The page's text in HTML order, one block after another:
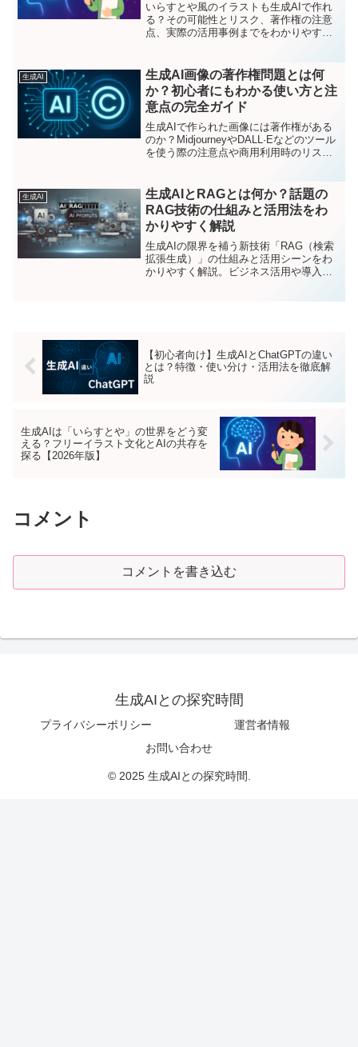
いらすとや風のイラストも生成AIで作れ
る？その可能性とリスク、著作権の注意
点、実際の活用事例までをわかりやすく
生成AI
生成AI画像の著作権問題とは何
か？初心者にもわかる使い方と注
意点の完全ガイド
生成AIで作られた画像には著作権がある
のか？MidjourneyやDALL·Eなどのツール
を使う際の注意点や商用利用時のリスク
生成AI
生成AIとRAGとは何か？話題の
RAG技術の仕組みと活用法をわ
かりやすく解説
生成AIの限界を補う新技術「RAG（検索
拡張生成）」の仕組みと活用シーンをわ
かりやすく解説。ビジネス活用や導入メ
【初心者向け】生成AIとChatGPTの違い
とは？特徴・使い分け・活用法を徹底解
説
生成AIは「いらすとや」の世界をどう変
える？フリーイラスト文化とAIの共存を
探る【2026年版】
コメント
コメントを書き込む
生成AIとの探究時間
プライバシーポリシー
運営者情報
お問い合わせ
© 2025 生成AIとの探究時間.